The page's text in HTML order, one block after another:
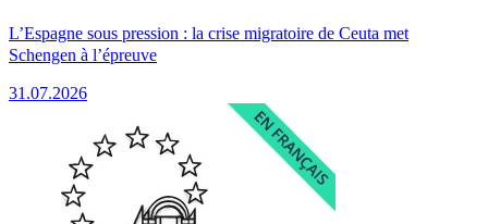
L’Espagne sous pression : la crise migratoire de Ceuta met
Schengen à l’épreuve
31.07.2026